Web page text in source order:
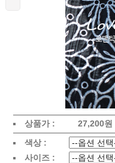
상품가 : 27,200원
색상 :
사이즈 :